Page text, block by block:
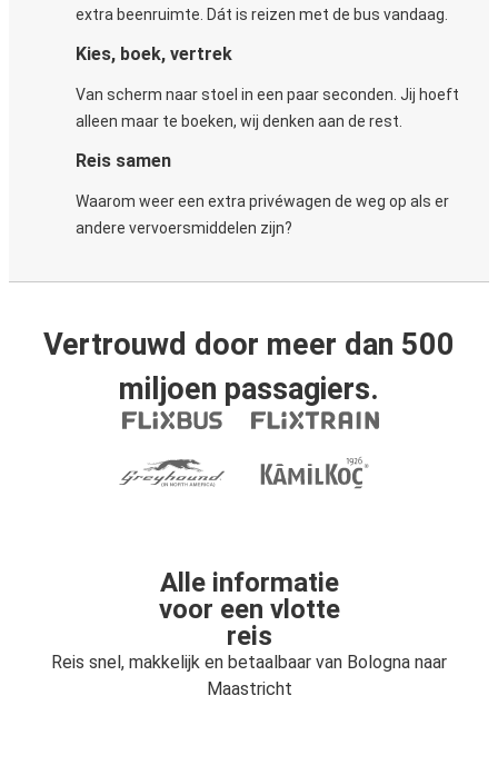
extra beenruimte. Dát is reizen met de bus vandaag.
Kies, boek, vertrek
Van scherm naar stoel in een paar seconden. Jij hoeft
alleen maar te boeken, wij denken aan de rest.
Reis samen
Waarom weer een extra privéwagen de weg op als er
andere vervoersmiddelen zijn?
Vertrouwd door meer dan 500
miljoen passagiers.
Alle informatie
voor een vlotte
reis
Reis snel, makkelijk en betaalbaar van Bologna naar
Maastricht